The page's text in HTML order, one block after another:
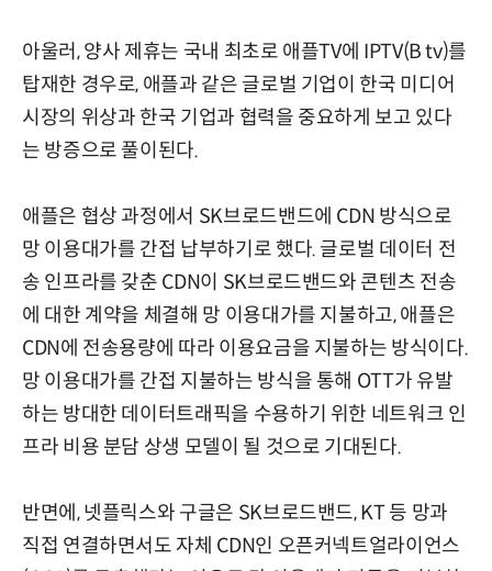
아울러, 양사 제휴는 국내 최초로 애플TV에 IPTV(B tv)를
탑재한 경우로, 애플과 같은 글로벌 기업이 한국 미디어
시장의 위상과 한국 기업과 협력을 중요하게 보고 있다
는 방증으로 풀이된다.
애플은 협상 과정에서 SK브로드밴드에 CDN 방식으로
망 이용대가를 간접 납부하기로 했다. 글로벌 데이터 전
송 인프라를 갖춘 CDN이 SK브로드밴드와 콘텐츠 전송
에 대한 계약을 체결해 망 이용대가를 지불하고, 애플은
CDN에 전송용량에 따라 이용요금을 지불하는 방식이다.
망 이용대가를 간접 지불하는 방식을 통해 OTT가 유발
하는 방대한 데이터트래픽을 수용하기 위한 네트워크 인
프라 비용 분담 상생 모델이 될 것으로 기대된다.
반면에, 넷플릭스와 구글은 SK브로드밴드, KT 등 망과
직접 연결하면서도 자체 CDN인 오픈커넥트얼라이언스